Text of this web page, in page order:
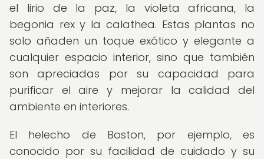
el lirio de la paz, la violeta africana, la
begonia rex y la calathea. Estas plantas no
solo añaden un toque exótico y elegante a
cualquier espacio interior, sino que también
son apreciadas por su capacidad para
purificar el aire y mejorar la calidad del
ambiente en interiores.
El helecho de Boston, por ejemplo, es
conocido por su facilidad de cuidado y su